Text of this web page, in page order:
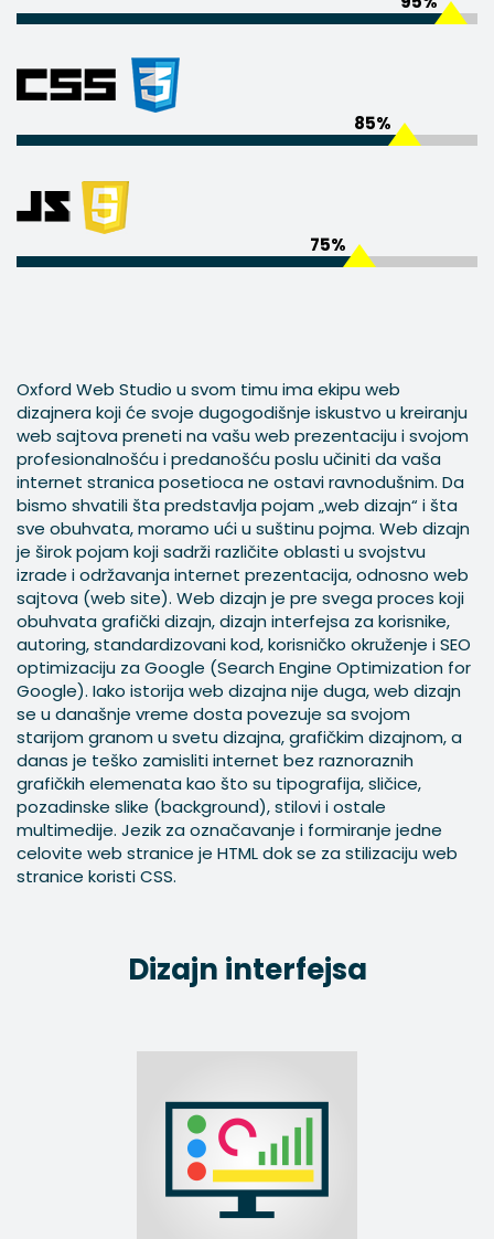
85%
75%
Oxford Web Studio u svom timu ima ekipu web
dizajnera koji će svoje dugogodišnje iskustvo u kreiranju
web sajtova preneti na vašu web prezentaciju i svojom
profesionalnošću i predanošću poslu učiniti da vaša
internet stranica posetioca ne ostavi ravnodušnim. Da
bismo shvatili šta predstavlja pojam „web dizajn“ i šta
sve obuhvata, moramo ući u suštinu pojma. Web dizajn
je širok pojam koji sadrži različite oblasti u svojstvu
izrade i održavanja internet prezentacija, odnosno web
sajtova (web site). Web dizajn je pre svega proces koji
obuhvata grafički dizajn, dizajn interfejsa za korisnike,
autoring, standardizovani kod, korisničko okruženje i SEO
optimizaciju za Google (Search Engine Optimization for
Google). Iako istorija web dizajna nije duga, web dizajn
se u današnje vreme dosta povezuje sa svojom
starijom granom u svetu dizajna, grafičkim dizajnom, a
danas je teško zamisliti internet bez raznoraznih
grafičkih elemenata kao što su tipografija, sličice,
pozadinske slike (background), stilovi i ostale
multimedije. Jezik za označavanje i formiranje jedne
celovite web stranice je HTML dok se za stilizaciju web
stranice koristi CSS.
Dizajn interfejsa